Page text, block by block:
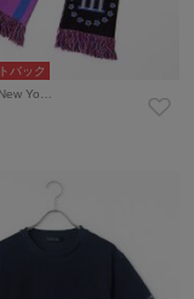
バック
Yo…